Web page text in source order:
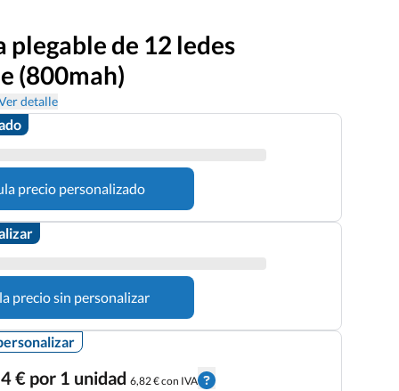
plegable de 12 ledes
(800mah)
detalle
precio personalizado
precio sin personalizar
€ por 1 unidad 6,82 € con IVA